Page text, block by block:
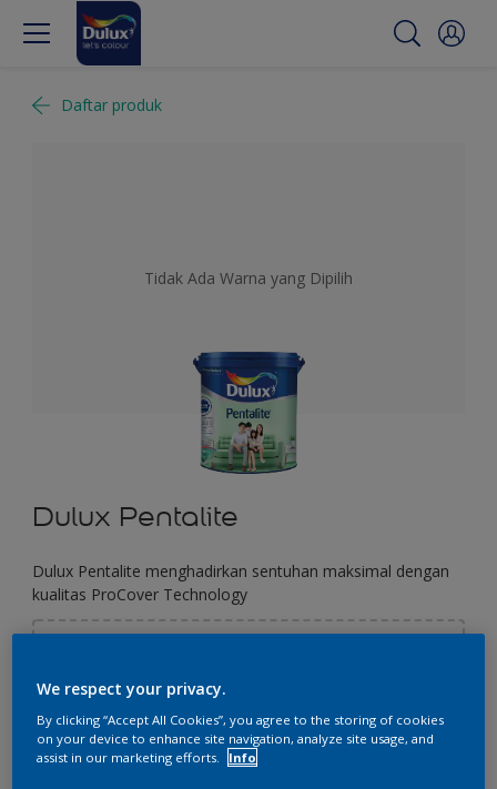
Daftar produk
Tidak Ada Warna yang Dipilih
Dulux Pentalite
Dulux Pentalite menghadirkan sentuhan maksimal dengan
kualitas ProCover Technology
Ukuran
We respect your privacy.
By clicking “Accept All Cookies”, you agree to the storing of cookies
on your device to enhance site navigation, analyze site usage, and
assist in our marketing efforts.
Info